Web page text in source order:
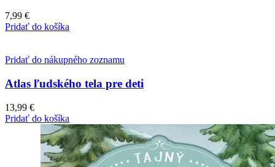
7,99 €
Pridať do košíka
Pridať do nákupného zoznamu
Atlas ľudského tela pre deti
13,99 €
Pridať do košíka